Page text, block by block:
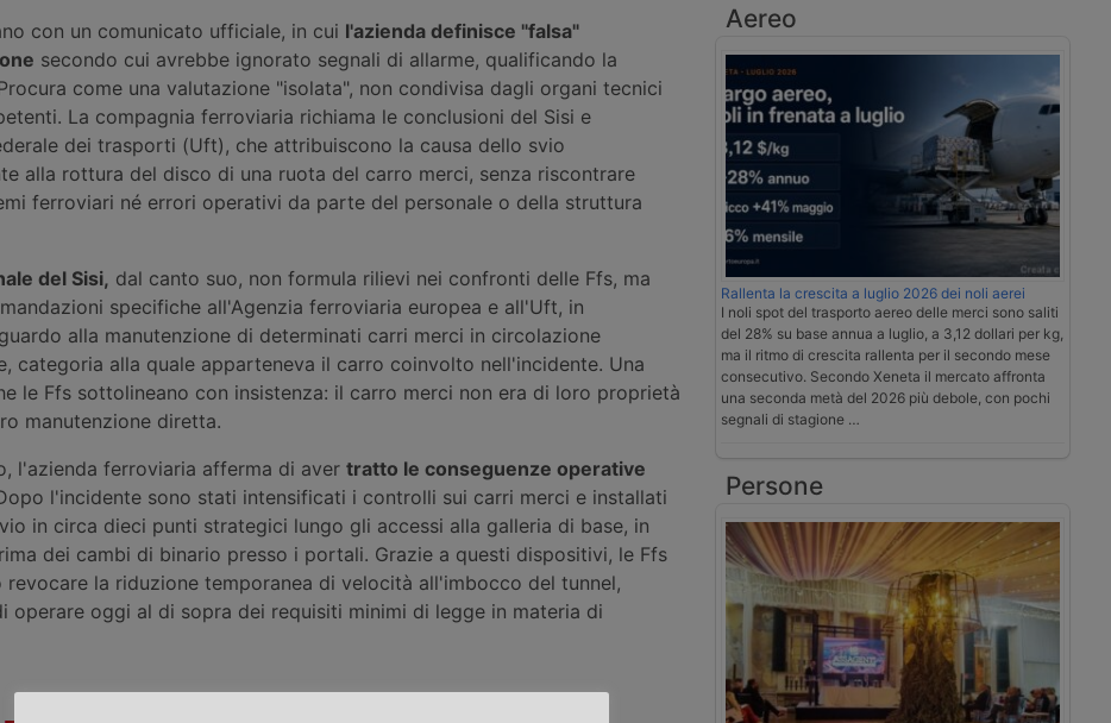
con un comunicato ufficiale, in cui l'azienda definisce "falsa"
secondo cui avrebbe ignorato segnali di allarme, qualificando la
come una valutazione "isolata", non condivisa dagli organi tecnici
La compagnia ferroviaria richiama le conclusioni del Sisi e
dei trasporti (Uft), che attribuiscono la causa dello svio
alla rottura del disco di una ruota del carro merci, senza riscontrare
ferroviari né errori operativi da parte del personale o della struttura
del Sisi, dal canto suo, non formula rilievi nei confronti delle Ffs, ma
specifiche all'Agenzia ferroviaria europea e all'Uft, in
alla manutenzione di determinati carri merci in circolazione
categoria alla quale apparteneva il carro coinvolto nell'incidente. Una
le Ffs sottolineano con insistenza: il carro merci non era di loro proprietà
manutenzione diretta.
l'azienda ferroviaria afferma di aver tratto le conseguenze operative
l'incidente sono stati intensificati i controlli sui carri merci e installati
in circa dieci punti strategici lungo gli accessi alla galleria di base, in
dei cambi di binario presso i portali. Grazie a questi dispositivi, le Ffs
revocare la riduzione temporanea di velocità all'imbocco del tunnel,
operare oggi al di sopra dei requisiti minimi di legge in materia di
Aereo
Rallenta la crescita a luglio 2026 dei noli aerei
I noli spot del trasporto aereo delle merci sono saliti
del 28% su base annua a luglio, a 3,12 dollari per kg,
ma il ritmo di crescita rallenta per il secondo mese
consecutivo. Secondo Xeneta il mercato affronta
una seconda metà del 2026 più debole, con pochi
segnali di stagione …
Persone